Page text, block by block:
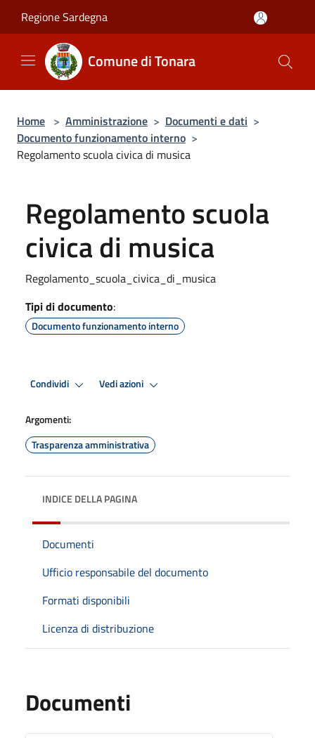
Regione Sardegna
Comune di Tonara
Home > Amministrazione > Documenti e dati >
Documento funzionamento interno >
Regolamento scuola civica di musica
Regolamento scuola
civica di musica
Regolamento_scuola_civica_di_musica
Tipi di documento:
Documento funzionamento interno
Condividi Vedi azioni
Argomenti:
Trasparenza amministrativa
INDICE DELLA PAGINA
Documenti
Ufficio responsabile del documento
Formati disponibili
Licenza di distribuzione
Documenti